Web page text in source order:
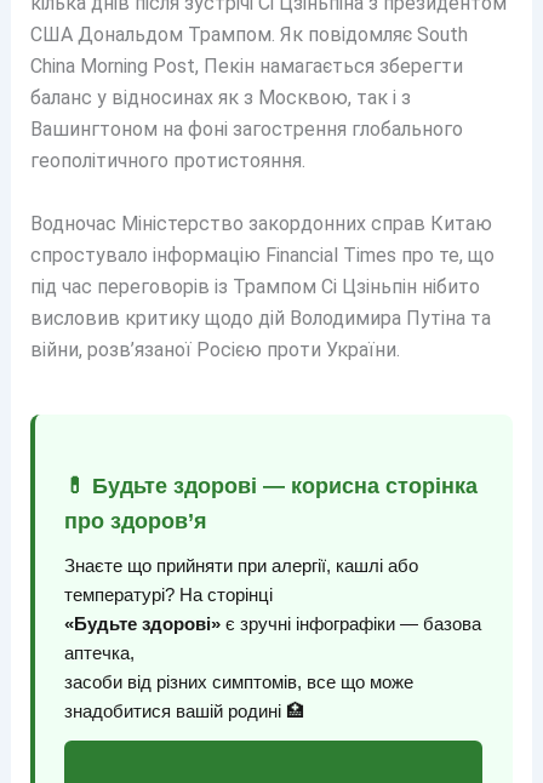
США Дональдом Трампом. Як повідомляє South
China Morning Post, Пекін намагається зберегти
баланс у відносинах як з Москвою, так і з
Вашингтоном на фоні загострення глобального
геополітичного протистояння.
Водночас Міністерство закордонних справ Китаю
спростувало інформацію Financial Times про те, що
під час переговорів із Трампом Сі Цзіньпін нібито
висловив критику щодо дій Володимира Путіна та
війни, розв’язаної Росією проти України.
💊 Будьте здорові — корисна сторінка
про здоров’я
Знаєте що прийняти при алергії, кашлі або
температурі? На сторінці
«Будьте здорові»є зручні інфографіки — базова
аптечка,
засоби від різних симптомів, все що може
знадобитися вашій родині 🏥